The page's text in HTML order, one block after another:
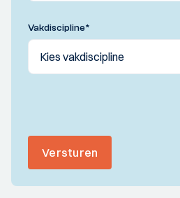
Vakdiscipline*
Versturen